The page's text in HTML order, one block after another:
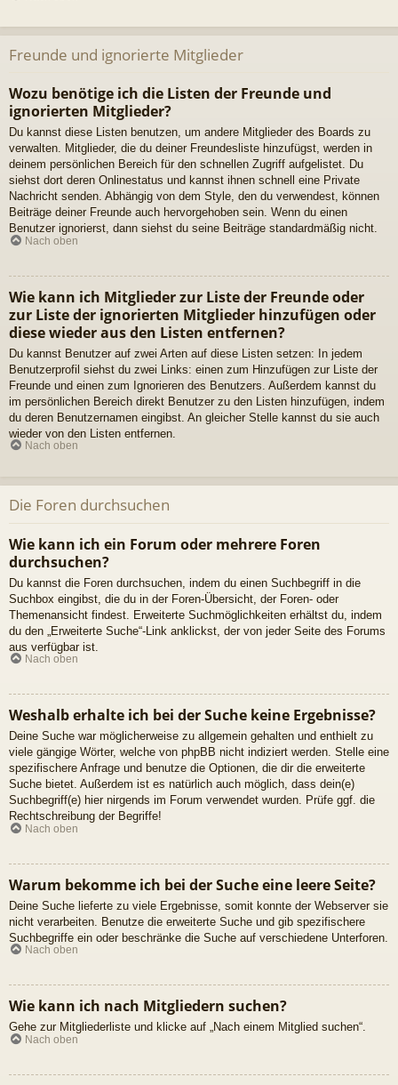
Freunde und ignorierte Mitglieder
Wozu benötige ich die Listen der Freunde und
ignorierten Mitglieder?
Du kannst diese Listen benutzen, um andere Mitglieder des Boards zu
verwalten. Mitglieder, die du deiner Freundesliste hinzufügst, werden in
deinem persönlichen Bereich für den schnellen Zugriff aufgelistet. Du
siehst dort deren Onlinestatus und kannst ihnen schnell eine Private
Nachricht senden. Abhängig von dem Style, den du verwendest, können
Beiträge deiner Freunde auch hervorgehoben sein. Wenn du einen
Benutzer ignorierst, dann siehst du seine Beiträge standardmäßig nicht.
Nach oben
Wie kann ich Mitglieder zur Liste der Freunde oder
zur Liste der ignorierten Mitglieder hinzufügen oder
diese wieder aus den Listen entfernen?
Du kannst Benutzer auf zwei Arten auf diese Listen setzen: In jedem
Benutzerprofil siehst du zwei Links: einen zum Hinzufügen zur Liste der
Freunde und einen zum Ignorieren des Benutzers. Außerdem kannst du
im persönlichen Bereich direkt Benutzer zu den Listen hinzufügen, indem
du deren Benutzernamen eingibst. An gleicher Stelle kannst du sie auch
wieder von den Listen entfernen.
Nach oben
Die Foren durchsuchen
Wie kann ich ein Forum oder mehrere Foren
durchsuchen?
Du kannst die Foren durchsuchen, indem du einen Suchbegriff in die
Suchbox eingibst, die du in der Foren-Übersicht, der Foren- oder
Themenansicht findest. Erweiterte Suchmöglichkeiten erhältst du, indem
du den „Erweiterte Suche“-Link anklickst, der von jeder Seite des Forums
aus verfügbar ist.
Nach oben
Weshalb erhalte ich bei der Suche keine Ergebnisse?
Deine Suche war möglicherweise zu allgemein gehalten und enthielt zu
viele gängige Wörter, welche von phpBB nicht indiziert werden. Stelle eine
spezifischere Anfrage und benutze die Optionen, die dir die erweiterte
Suche bietet. Außerdem ist es natürlich auch möglich, dass dein(e)
Suchbegriff(e) hier nirgends im Forum verwendet wurden. Prüfe ggf. die
Rechtschreibung der Begriffe!
Nach oben
Warum bekomme ich bei der Suche eine leere Seite?
Deine Suche lieferte zu viele Ergebnisse, somit konnte der Webserver sie
nicht verarbeiten. Benutze die erweiterte Suche und gib spezifischere
Suchbegriffe ein oder beschränke die Suche auf verschiedene Unterforen.
Nach oben
Wie kann ich nach Mitgliedern suchen?
Gehe zur Mitgliederliste und klicke auf „Nach einem Mitglied suchen“.
Nach oben